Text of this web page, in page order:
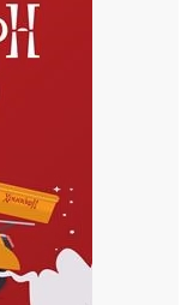
Συναυλία
για μια